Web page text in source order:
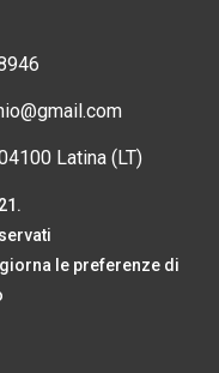
Latina (LT)
le preferenze di